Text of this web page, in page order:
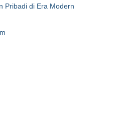
Pribadi di Era Modern